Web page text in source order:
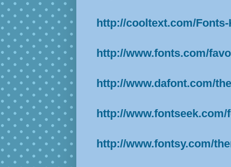
http://cooltext.com/
http://www.fonts.com/
http://www.dafont.com/
http://
http://www.fontsy.com/